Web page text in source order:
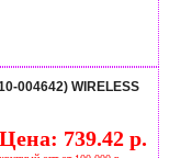
WIRELESS
Цена: 739.42 р.